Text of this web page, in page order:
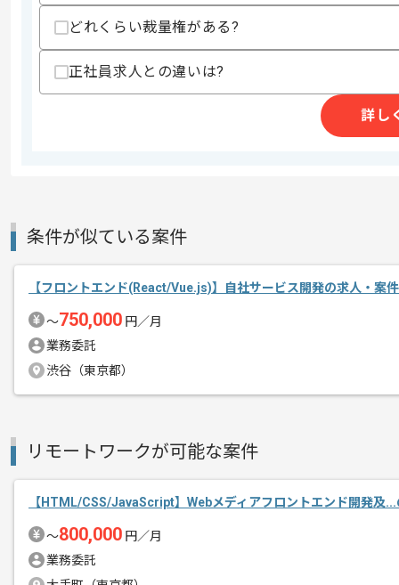
その他募集要項
商談回数
1回
募集人数
作業開始日
同分野にて国内トップクラスのシェア
どれくらい裁量権がある?
正社員求人との違いは?
詳し
条件が似ている案件
【フロントエンド(React/Vue.js)】自社サービス開発の求人・案件
〜750,000 円／月
業務委託
渋谷（東京都）
リモートワークが可能な案件
【HTML/CSS/JavaScript】Webメディアフロントエンド開発及
〜800,000 円／月
業務委託